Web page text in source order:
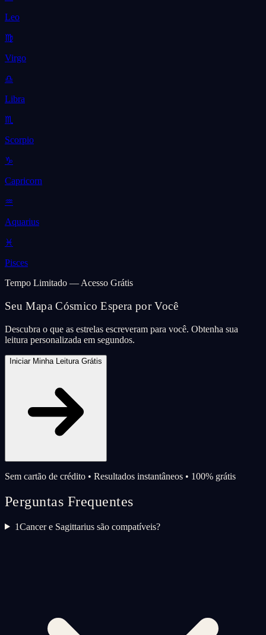
Leo
♍
Virgo
♎
Libra
♏
Scorpio
♑
Capricorn
♒
Aquarius
♓
Pisces
Tempo Limitado — Acesso Grátis
Seu Mapa Cósmico Espera por Você
Descubra o que as estrelas escreveram para você. Obtenha sua
leitura personalizada em segundos.
Iniciar Minha Leitura Grátis
Sem cartão de crédito • Resultados instantâneos • 100% grátis
Perguntas Frequentes
1Cancer e Sagittarius são compatíveis?